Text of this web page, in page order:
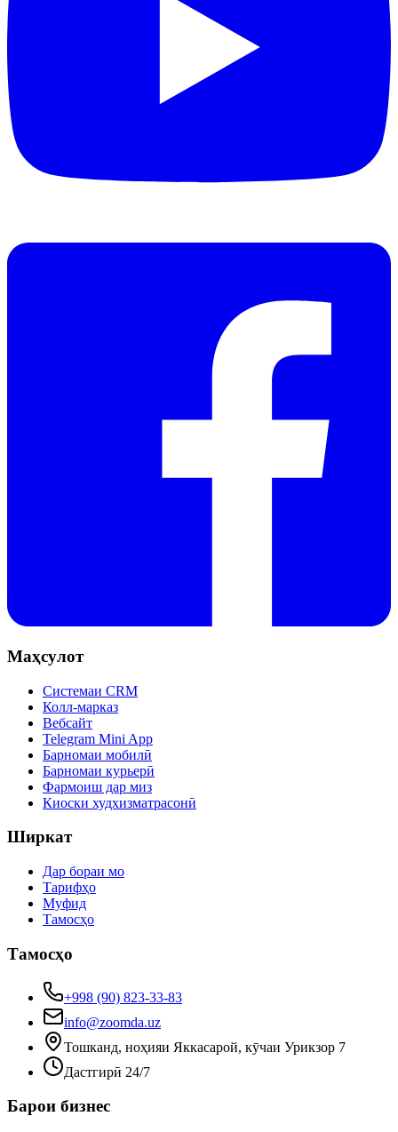
Маҳсулот
Системаи CRM
Колл-марказ
Вебсайт
Telegram Mini App
Барномаи мобилӣ
Барномаи курьерӣ
Фармоиш дар миз
Киоски худхизматрасонӣ
Ширкат
Дар бораи мо
Тарифҳо
Муфид
Тамосҳо
Тамосҳо
+998 (90) 823-33-83
info@zoomda.uz
Тошканд, ноҳияи Яккасарой, кӯчаи Урикзор 7
Дастгирӣ 24/7
Барои бизнес